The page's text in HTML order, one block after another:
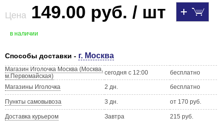
Цена 149.00 руб. / шт
в наличии
Способы доставки - г. Москва
Магазин Иголочка Москва (Москва,
м.Первомайская)
сегодня с 12:00 бесплатно
Магазины Иголочка 2 дн. бесплатно
Пункты самовывоза 3 дн. от 170 руб.
Доставка курьером Завтра 215 руб.